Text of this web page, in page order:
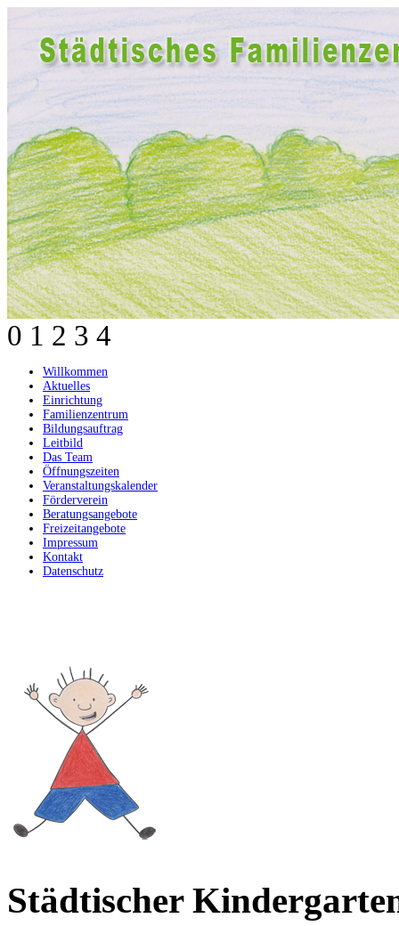
0 1 2 3 4
Willkommen
Aktuelles
Einrichtung
Familienzentrum
Bildungsauftrag
Leitbild
Das Team
Öffnungszeiten
Veranstaltungskalender
Förderverein
Beratungsangebote
Freizeitangebote
Impressum
Kontakt
Datenschutz
Städtischer